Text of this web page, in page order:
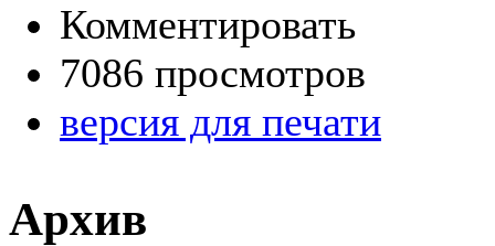
Комментировать
7086 просмотров
версия для печати
Архив